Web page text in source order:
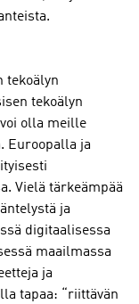
tekoälyn
tekoälyn
olla meille
Euroopalla ja
Vielä tärkeämpää
ja
digitaalisessa
maailmassa
ja
tapaa: “riittävän